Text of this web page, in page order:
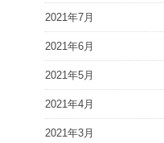
2021年7月
2021年6月
2021年5月
2021年4月
2021年3月